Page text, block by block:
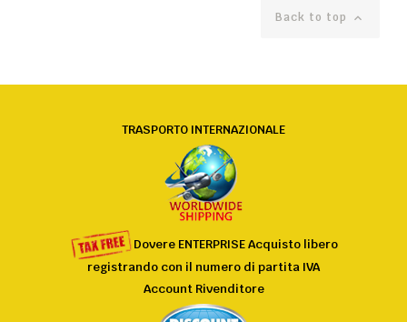
Back to top 
TRASPORTO INTERNAZIONALE
Dovere ENTERPRISE Acquisto libero
registrando con il numero di partita IVA
Account Rivenditore